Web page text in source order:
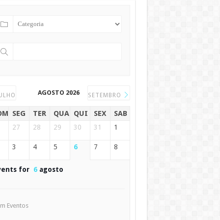
AGOSTO 2026 SETEMBRO
SEG TER QUA QUI SEX SAB
27 28 29 30 31 1
3 4 5 6 7 8
for 6agosto
Eventos